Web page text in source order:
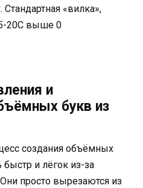
«вилка»,
20С выше 0
и
букв из
создания объёмных
быстр и лёгок из-за
просто вырезаются из